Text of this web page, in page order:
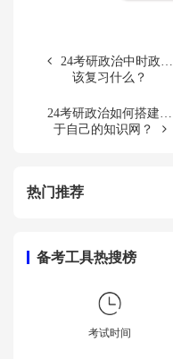
24考研政治中时政应
该复习什么？
24考研政治如何搭建属
于自己的知识网？
热门推荐
备考工具热搜榜
考试时间